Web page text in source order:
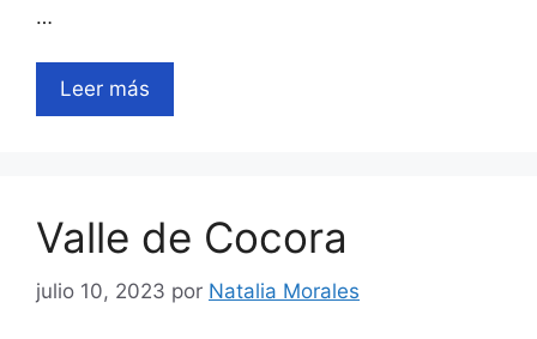
…
Leer más
Valle de Cocora
julio 10, 2023 por Natalia Morales